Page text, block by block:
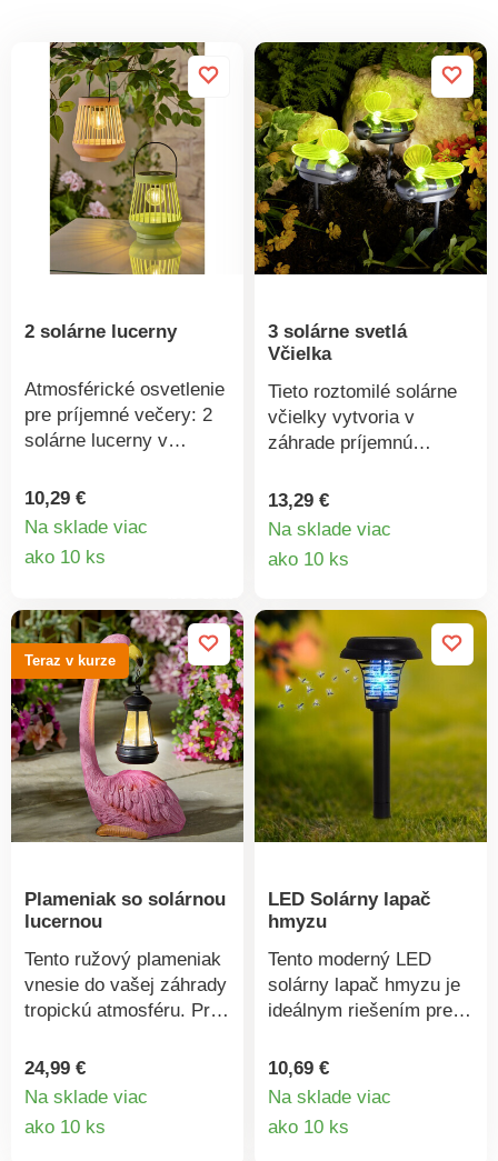
2 solárne lucerny
Atmosférické osvetlenie
pre príjemné večery: 2
solárne lucerny v
oranžovej farbe sa
počas dňa nabíjajú a za
zapnú. Na stôl aj na
LED svetlo. Zelená a
oranžová. Solárny
pohon. Gainsborough.
10,29 €
Na sklade viac
ako 10 ks
3 solárne svetlá
Včielka
Tieto roztomilé solárne
včielky vytvoria v
záhrade príjemnú
nabíjajú slnečným
svetlom a po zotmení
záhony, cestičky a do
zapichnúť do zeme.
Teplé biele LED svetlo.
Gainsborough. Solárny
pohon.
13,29 €
Na sklade viac
ako 10 ks
Teraz v kurze
Plameniak so solárnou
lucernou
Tento ružový plameniak
vnesie do vašej záhrady
tropickú atmosféru. Pri
kovový lampáš rozsvieti
teplým bielym svetlom.
tme sa automaticky
24,99 €
Na sklade viac
ako 10 ks
LED Solárny lapač
hmyzu
Tento moderný LED
solárny lapač hmyzu je
ideálnym riešením pre
alebo balkón. Vďaka
solárnemu napájaniu a
svetlu účinne priťahuje a
10,69 €
Na sklade viac
ako 10 ks